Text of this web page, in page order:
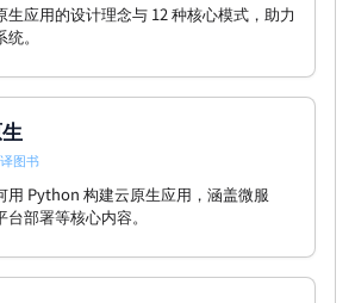
生应用的设计理念与 12 种核心模式，助力
。
图书
用 Python 构建云原生应用，涵盖微服
部署等核心内容。